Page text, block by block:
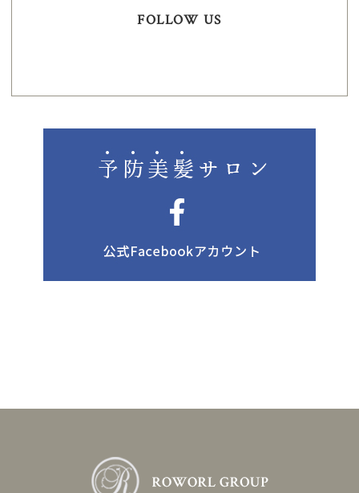
FOLLOW US